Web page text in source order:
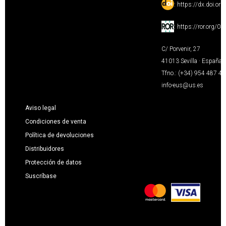
: https://
: https://ror.org/
C/ Porvenir, 27
41013 Sevilla · España
Tfno.: (+34) 954 487
info-eus@us.es
Aviso legal
Condiciones de venta
Política de devoluciones
Distribuidores
Protección de datos
Suscríbase